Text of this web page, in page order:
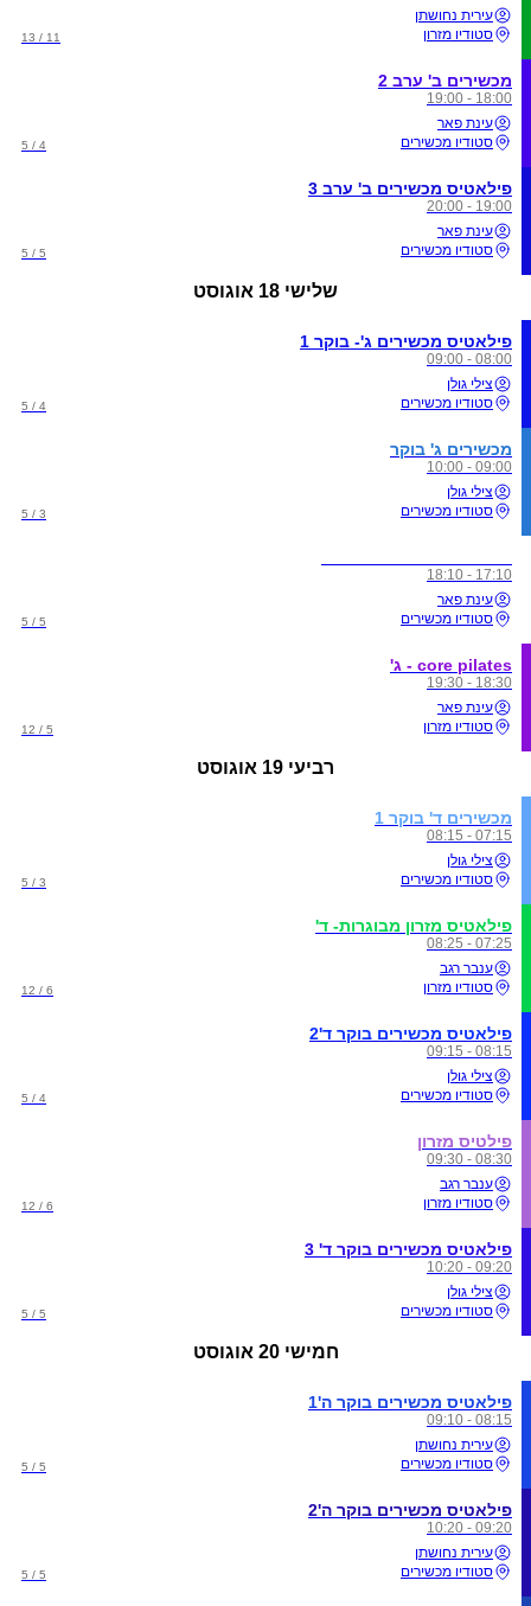
עירית נחושתן
סטודיו מזרון
11 / 13
מכשירים ב' ערב 2
18:00 - 19:00
עינת פאר
סטודיו מכשירים
4 / 5
פילאטיס מכשירים ב' ערב 3
19:00 - 20:00
עינת פאר
סטודיו מכשירים
5 / 5
שלישי 18 אוגוסט
פילאטיס מכשירים ג'- בוקר 1
08:00 - 09:00
צילי גולן
סטודיו מכשירים
4 / 5
מכשירים ג' בוקר
09:00 - 10:00
צילי גולן
סטודיו מכשירים
3 / 5
17:10 - 18:10
עינת פאר
סטודיו מכשירים
5 / 5
core pilates - ג'
18:30 - 19:30
עינת פאר
סטודיו מזרון
5 / 12
רביעי 19 אוגוסט
מכשירים ד' בוקר 1
07:15 - 08:15
צילי גולן
סטודיו מכשירים
3 / 5
פילאטיס מזרון מבוגרות- ד'
07:25 - 08:25
ענבר רגב
סטודיו מזרון
6 / 12
פילאטיס מכשירים בוקר ד'2
08:15 - 09:15
צילי גולן
סטודיו מכשירים
4 / 5
פילטיס מזרון
08:30 - 09:30
ענבר רגב
סטודיו מזרון
6 / 12
פילאטיס מכשירים בוקר ד' 3
09:20 - 10:20
צילי גולן
סטודיו מכשירים
5 / 5
חמישי 20 אוגוסט
פילאטיס מכשירים בוקר ה'1
08:15 - 09:10
עירית נחושתן
סטודיו מכשירים
5 / 5
פילאטיס מכשירים בוקר ה'2
09:20 - 10:20
עירית נחושתן
סטודיו מכשירים
5 / 5